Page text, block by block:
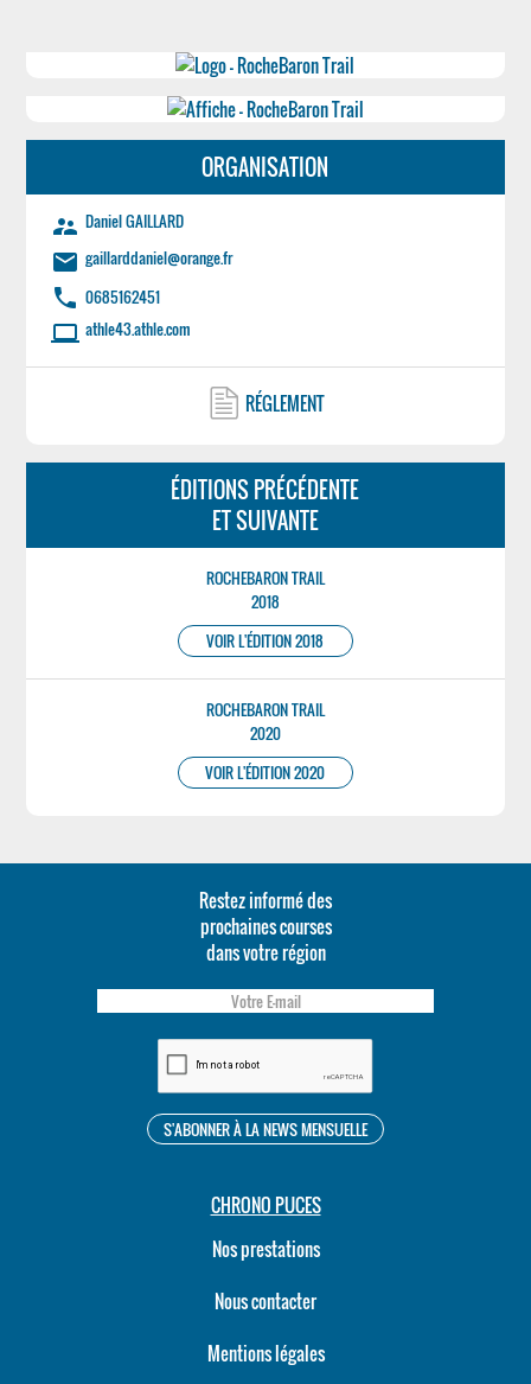
ORGANISATION
supervisor_account Daniel GAILLARD
email gaillarddaniel@orange.fr
phone 0685162451
laptop athle43.athle.com
RÉGLEMENT
ÉDITIONS PRÉCÉDENTE
ET SUIVANTE
ROCHEBARON TRAIL
2018
VOIR L'ÉDITION 2018
ROCHEBARON TRAIL
2020
VOIR L'ÉDITION 2020
Restez informé des
prochaines courses
dans votre région
CHRONO PUCES
Nos prestations
Nous contacter
Mentions légales